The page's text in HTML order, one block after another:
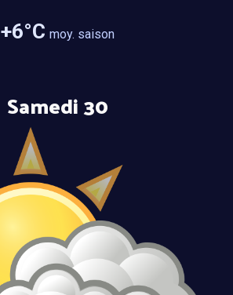
+6°C moy. saison
Samedi 30